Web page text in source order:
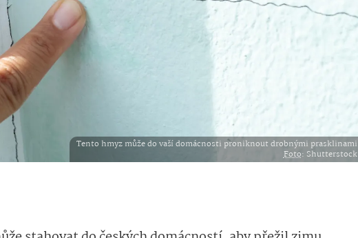
Tento hmyz může do vaší domácnosti proniknout drobnými prasklinami
Foto: Shutterstock